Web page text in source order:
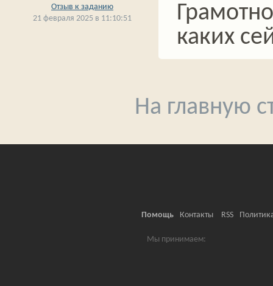
Отзыв к заданию
21 февраля 2025 в 11:10:51
каких
На главную
Помощь Контакты RSS
Мы принимаем: